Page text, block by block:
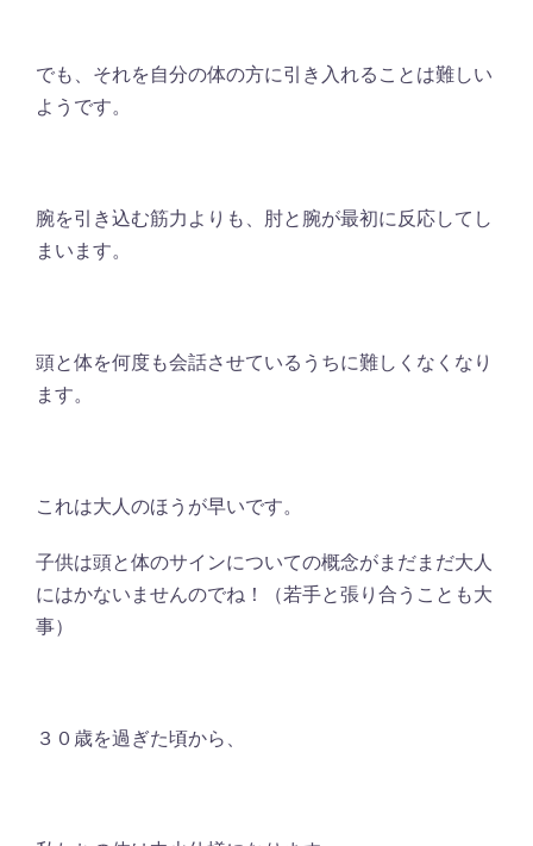
でも、それを自分の体の方に引き入れることは難しい
ようです。
腕を引き込む筋力よりも、肘と腕が最初に反応してし
まいます。
頭と体を何度も会話させているうちに難しくなくなり
ます。
これは大人のほうが早いです。
子供は頭と体のサインについての概念がまだまだ大人
にはかないませんのでね！（若手と張り合うことも大
事）
３０歳を過ぎた頃から、